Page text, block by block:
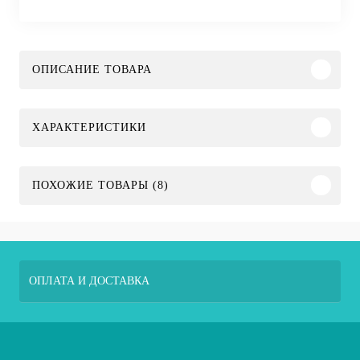
ОПИСАНИЕ ТОВАРА
ХАРАКТЕРИСТИКИ
ПОХОЖИЕ ТОВАРЫ (8)
ОПЛАТА И ДОСТАВКА